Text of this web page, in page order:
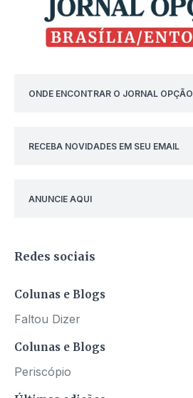
ONDE ENCONTRAR O JORNAL OPÇÃO
RECEBA NOVIDADES EM SEU EMAIL
ANUNCIE AQUI
Redes sociais
Colunas e Blogs
Faltou Dizer
Colunas e Blogs
Periscópio